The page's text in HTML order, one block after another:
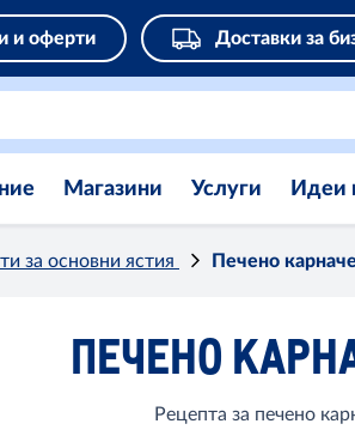
и оферти Доставки за
Магазини Услуги Идеи
за основни ястия Печено
ПЕЧЕНО
Рецепта за печено